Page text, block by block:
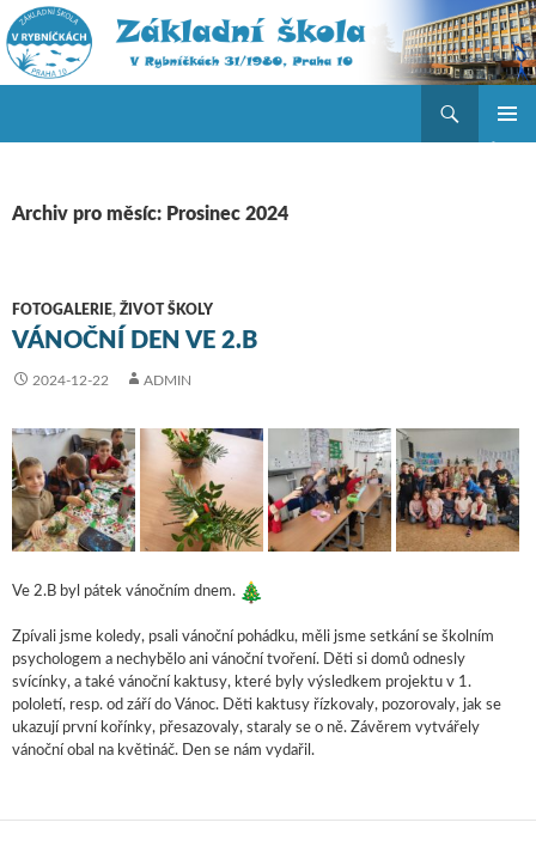
Archiv pro měsíc: Prosinec 2024
FOTOGALERIE, ŽIVOT ŠKOLY
VÁNOČNÍ DEN VE 2.B
2024-12-22 ADMIN
Ve 2.B byl pátek vánočním dnem.
Zpívali jsme koledy, psali vánoční pohádku, měli jsme setkání se školním
psychologem a nechybělo ani vánoční tvoření. Děti si domů odnesly
svícínky, a také vánoční kaktusy, které byly výsledkem projektu v 1.
pololetí, resp. od září do Vánoc. Děti kaktusy řízkovaly, pozorovaly, jak se
ukazují první kořínky, přesazovaly, staraly se o ně. Závěrem vytvářely
vánoční obal na květináč. Den se nám vydařil.